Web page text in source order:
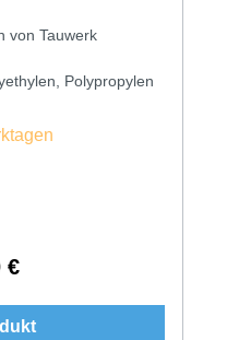
von Tauwerk
Polypropylen
Preis:
€